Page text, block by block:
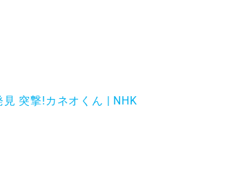
突撃!カネオくん | NHK